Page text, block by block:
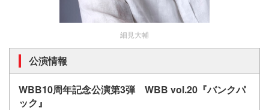
細見大輔
公演情報
WBB10周年記念公演第3弾 WBB vol.20『バンクパ
ック』